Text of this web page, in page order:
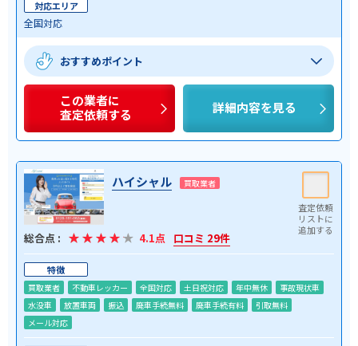
対応エリア
全国対応
おすすめポイント
この業者に
査定依頼する
詳細内容を見る
ハイシャル 買取業者
総合点 : 4.1点 口コミ 29件
特徴
買取業者 不動車レッカー 全国対応 土日祝対応 年中無休
事故現状車
水没車
放置車両 振込 廃車手続無料 廃車手続有料
引取無料
メール対応